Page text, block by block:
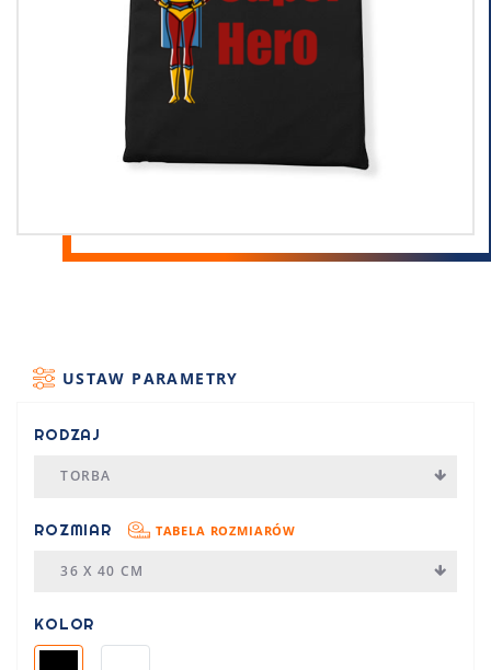
USTAW PARAMETRY
RODZAJ
TORBA
ROZMIAR TABELA ROZMIARÓW
36 X 40 CM
KOLOR